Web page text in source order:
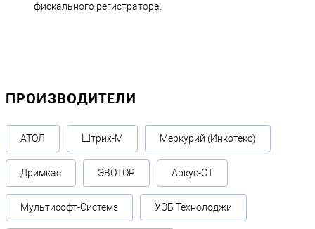
фискального регистратора.
ПРОИЗВОДИТЕЛИ
АТОЛ Штрих-М Меркурий (Инкотекс)
Дримкас ЭВОТОР Аркус-СТ
Мультисофт-Системз УЭБ Технолоджи